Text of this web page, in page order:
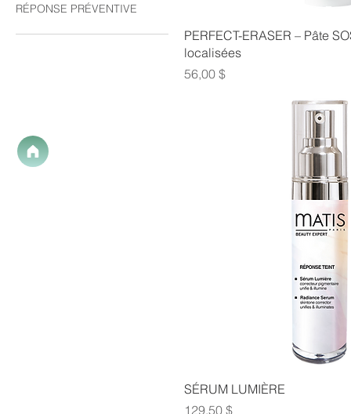
RÉPONSE PRÉVENTIVE
PERFECT-ERASER – Pâte
localisées
Prix
56,00 $
SÉRUM LUMIÈRE
Prix
129,50 $